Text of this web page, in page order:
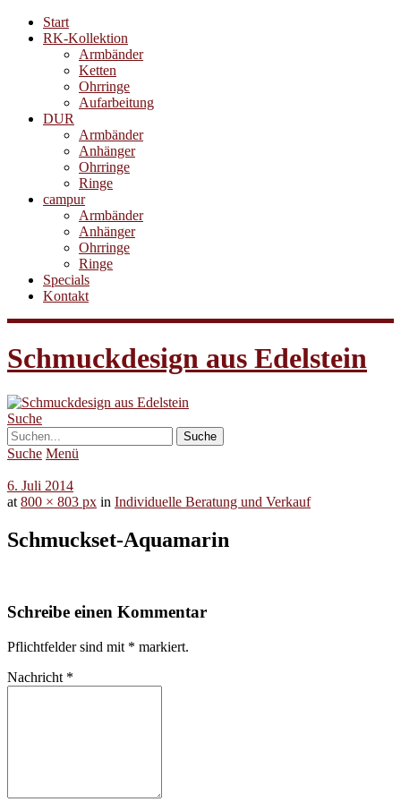
Start
RK-Kollektion
Armbänder
Ketten
Ohrringe
Aufarbeitung
DUR
Armbänder
Anhänger
Ohrringe
Ringe
campur
Armbänder
Anhänger
Ohrringe
Ringe
Specials
Kontakt
Schmuckdesign aus Edelstein
Suche
Suche Menü
6. Juli 2014
at 800 × 803 px in Individuelle Beratung und Verkauf
Schmuckset-Aquamarin
Schreibe einen Kommentar
Pflichtfelder sind mit * markiert.
Nachricht *